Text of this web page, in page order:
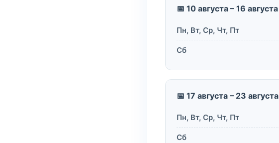
📅 10 августа – 16 августа
Пн, Вт, Ср, Чт, Пт
Сб
📅 17 августа – 23 августа
Пн, Вт, Ср, Чт, Пт
Сб